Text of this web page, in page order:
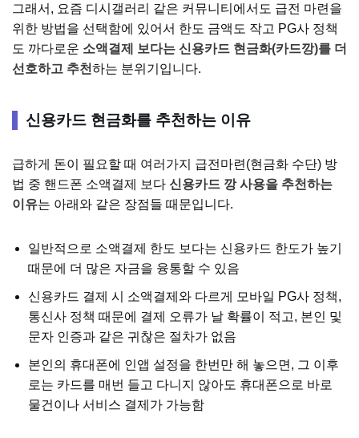
그래서, 요즘 디시갤러리 같은 커뮤니티에서도 급전 마련을
위한 방법을 선택함에 있어서 한도 금액도 작고 PG사 정책
도 까다로운 소액결제 보다는 신용카드 현금화(카드깡)를 더
선호하고 추천하는 분위기입니다.
신용카드 현금화를 추천하는 이유
급하게 돈이 필요할 때 여러가지 급전마련(현금화 수단) 방
법 중 핸드폰 소액결제 보다 신용카드 깡 사용을 추천하는
이유는 아래와 같은 장점들 때문입니다.
일반적으로 소액결제 한도 보다는 신용카드 한도가 높기
때문에 더 많은 자금을 융통할 수 있음
신용카드 결제 시 소액결제와 다르게 모바일 PG사 정책,
통신사 정책 때문에 결제 오류가 날 확률이 적고, 본인 및
문자 인증과 같은 귀찮은 절차가 없음
본인의 휴대폰에 인앱 설정을 한번만 해 놓으면, 그 이후
로는 카드를 매번 들고 다니지 않아도 휴대폰으로 바로
물건이나 서비스 결제가 가능함